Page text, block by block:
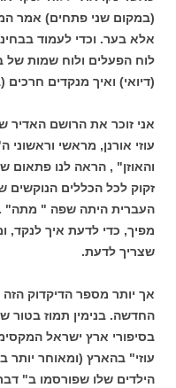
(במקום שני פתחים) אמר
אלא בער. וכדי לעמוד
לוח הפעלים ולוח שמות של
(דיואי) ואיך מנקדים
אני זוכר את הרושם
עוזי אורנן, מראשי
והאוזן" , הראה לנו פתאום
זקוק לכל הכללים הנוקשים
העברית היתה שפה " מתה" .
מפיך, כדי לדעת איך לנקד,
שצריך לדעת.
אך יותר מספר הדיקדוק
החדשה. בנימין תמוז בטור
בסיפורי ארץ ישראל
עוזי" בהארץ (ומאוחר יותר
הילדים שלו שפורסמו ב"